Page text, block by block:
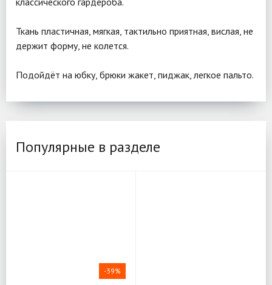
Ткань пластичная, мягкая, тактильно приятная, вислая, не
держит форму, не колется.
Подойдёт на юбку, брюки жакет, пиджак, легкое пальто.
Популярные в разделе
-39%